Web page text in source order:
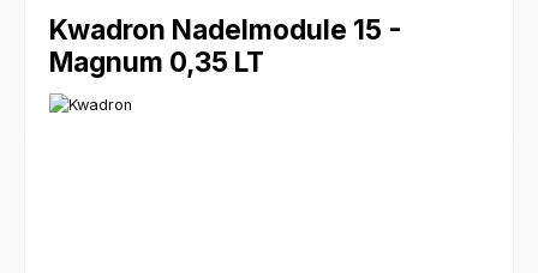
Kwadron Nadelmodule 15 -
Magnum 0,35 LT